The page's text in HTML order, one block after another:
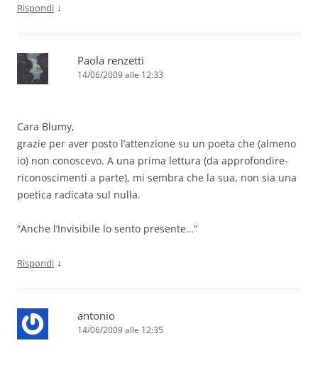
Rispondi ↓
Paola renzetti
14/06/2009 alle 12:33
Cara Blumy,
grazie per aver posto l’attenzione su un poeta che (almeno
io) non conoscevo. A una prima lettura (da approfondire-
riconoscimenti a parte), mi sembra che la sua, non sia una
poetica radicata sul nulla.
“Anche l’Invisibile lo sento presente…”
Rispondi ↓
antonio
14/06/2009 alle 12:35